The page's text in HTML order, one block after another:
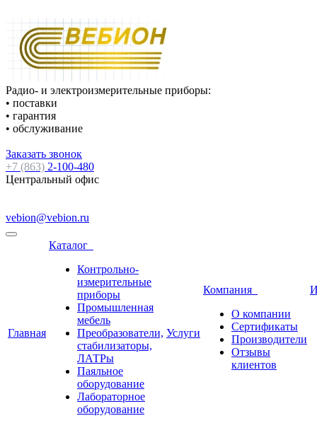
Радио- и электроизмерительные приборы:
• поставки
• гарантия
• обслуживание
Заказать звонок
+7 (863) 2-100-480
Центральный офис
vebion@vebion.ru
Главная
Каталог
Контрольно-
измерительные
приборы
Промышленная
мебель
Преобразователи,
стабилизаторы,
ЛАТРы
Паяльное
оборудование
Лабораторное
оборудование
Услуги
Компания
О компании
Сертификаты
Производители
Отзывы
клиентов